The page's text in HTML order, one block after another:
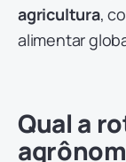
agricultura,
alimentar
Qual a